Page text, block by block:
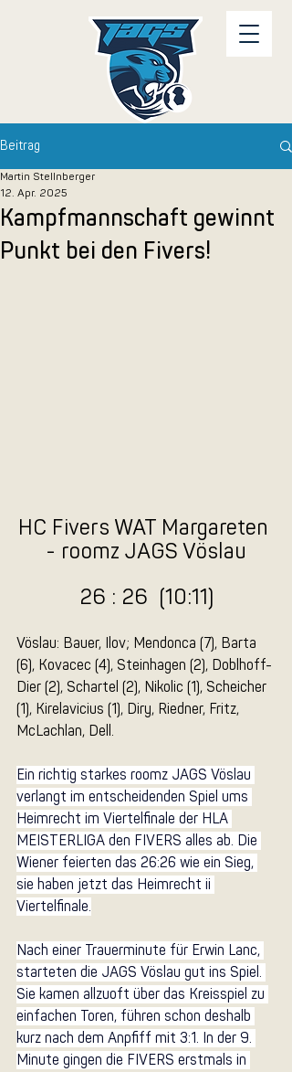
Beitrag
Kampfmannschaft gewinnt
Punkt bei den Fivers!
Martin Stellnberger
12. Apr. 2025
HC Fivers WAT Margareten
- roomz JAGS Vöslau
26 : 26  (10:11)
Vöslau: Bauer, Ilov; Mendonca (7), Barta
(6), Kovacec (4), Steinhagen (2), Doblhoff-
Dier (2), Schartel (2), Nikolic (1), Scheicher
(1), Kirelavicius (1), Diry, Riedner, Fritz,
McLachlan, Dell.
Ein richtig starkes roomz JAGS Vöslau
verlangt im entscheidenden Spiel ums
Heimrecht im Viertelfinale der HLA
MEISTERLIGA den FIVERS alles ab. Die
Wiener feierten das 26:26 wie ein Sieg,
sie haben jetzt das Heimrecht ii
Viertelfinale.
Nach einer Trauerminute für Erwin Lanc,
starteten die JAGS Vöslau gut ins Spiel.
Sie kamen allzuoft über das Kreisspiel zu
einfachen Toren, führen schon deshalb
kurz nach dem Anpfiff mit 3:1. In der 9.
Minute gingen die FIVERS erstmals in